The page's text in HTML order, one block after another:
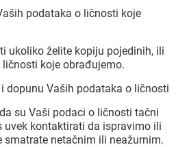
podataka o ličnosti koje
ukoliko želite kopiju pojedinih, ili
koje obrađujemo.
dopunu Vaših podataka o ličnosti
su Vaši podaci o ličnosti tačni
uvek kontaktirati da ispravimo ili
smatrate netačnim ili neažurnim.